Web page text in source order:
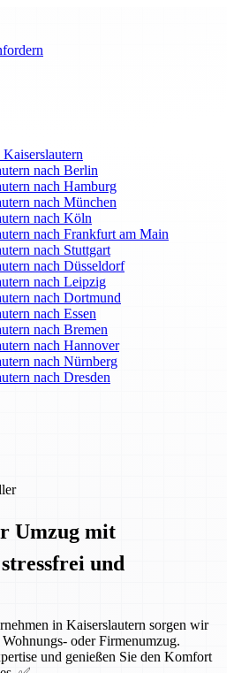
nach Berlin
nach Hamburg
nach München
nach Köln
nach Frankfurt am Main
nach Stuttgart
nach Düsseldorf
nach Leipzig
nach Dortmund
nach Essen
nach Bremen
nach Hannover
nach Nürnberg
nach Dresden
Umzug mit
und
in Kaiserslautern sorgen wir
oder Firmenumzug.
und genießen Sie den Komfort